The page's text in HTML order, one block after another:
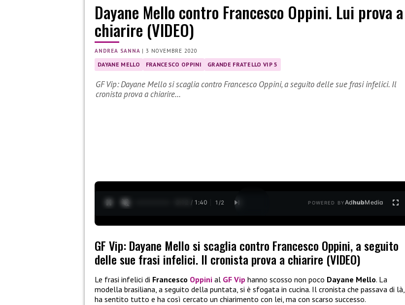
Dayane Mello contro Francesco Oppini. Lui prova a
chiarire (VIDEO)
ANDREA SANNA |3 NOVEMBRE 2020
DAYANE MELLO FRANCESCO OPPINI GRANDE FRATELLO VIP 5
GF Vip: Dayane Mello si scaglia contro Francesco Oppini, a seguito delle sue frasi infelici. Il
cronista prova a chiarire…
0:13 / 1:40 1 /2 POWERED BYAdhubMedia
GF Vip: Dayane Mello si scaglia contro Francesco Oppini, a seguito
delle sue frasi infelici. Il cronista prova a chiarire (VIDEO)
Le frasi infelici di Francesco Oppini al GF Vip hanno scosso non poco Dayane Mello. La
modella brasiliana, a seguito della puntata, si è sfogata in cucina. Il cronista che passava di là,
ha sentito tutto e ha così cercato un chiarimento con lei, ma con scarso successo.